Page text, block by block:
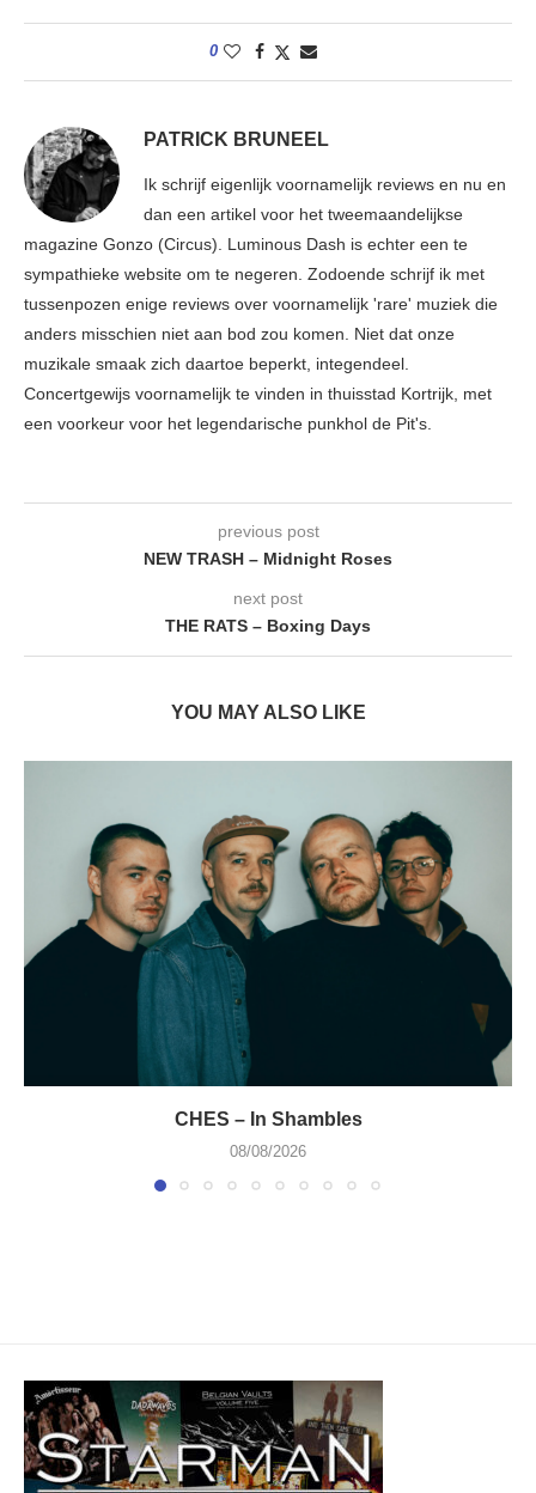
0
PATRICK BRUNEEL
Ik schrijf eigenlijk voornamelijk reviews en nu en
dan een artikel voor het tweemaandelijkse
magazine Gonzo (Circus). Luminous Dash is echter een te
sympathieke website om te negeren. Zodoende schrijf ik met
tussenpozen enige reviews over voornamelijk 'rare' muziek die
anders misschien niet aan bod zou komen. Niet dat onze
muzikale smaak zich daartoe beperkt, integendeel.
Concertgewijs voornamelijk te vinden in thuisstad Kortrijk, met
een voorkeur voor het legendarische punkhol de Pit's.
previous post
NEW TRASH – Midnight Roses
next post
THE RATS – Boxing Days
YOU MAY ALSO LIKE
CHES – In Shambles
08/08/2026